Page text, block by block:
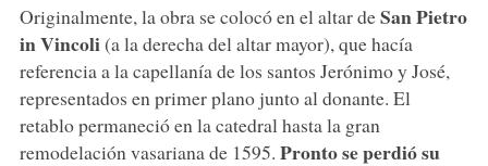
Originalmente, la obra se colocó en el altar deSan Pietro
in Vincoli(a la derecha del altar mayor), que hacía
referencia a la capellanía de los santos Jerónimo y José,
representados en primer plano junto al donante. El
retablo permaneció en la catedral hasta la gran
remodelación vasariana de 1595. Pronto se perdió su